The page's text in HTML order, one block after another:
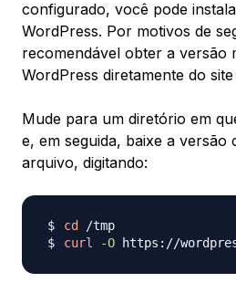
configurado, você pode
WordPress. Por motivos de
recomendável obter a versão
WordPress diretamente do site
Mude para um diretório em
e, em seguida, baixe a versão
arquivo, digitando:
cd
curl
-O